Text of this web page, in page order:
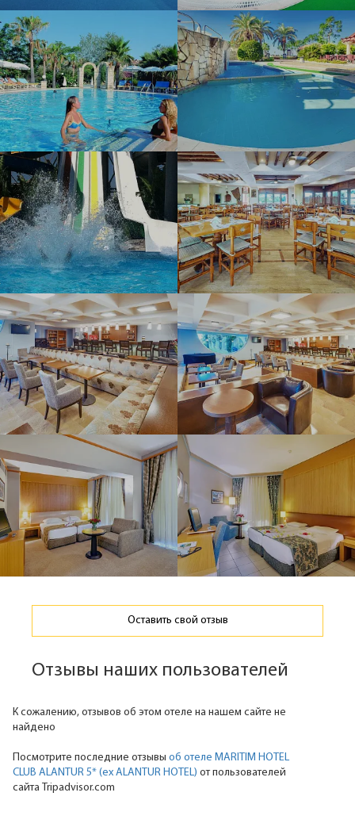
Оставить свой отзыв
Отзывы наших пользователей
К сожалению, отзывов об этом отеле на нашем сайте не
найдено
Посмотрите последние отзывы об отеле MARITIM HOTEL
CLUB ALANTUR 5* (ех ALANTUR HOTEL) от пользователей
сайта Tripadvisor.com